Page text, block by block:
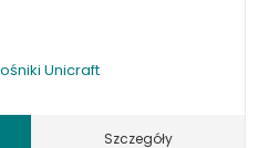
Unicraft
Szczegóły